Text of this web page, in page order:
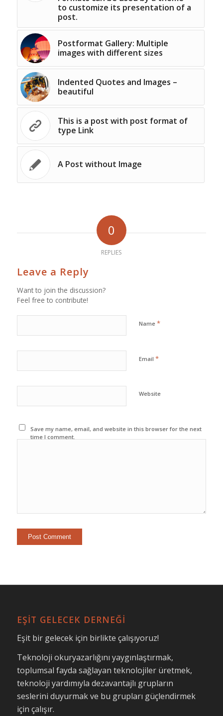
to customize its presentation of a
post.
Postformat Gallery: Multiple
images with different sizes
Indented Quotes and Images –
beautiful
This is a post with post format of
type Link
A Post without Image
0
REPLIES
Leave a Reply
Want to join the discussion?
Feel free to contribute!
Name *
Email *
Website
Save my name, email, and website in this browser for the next
time I comment.
EŞİT GELECEK DERNEĞİ
Eşit bir gelecek için birlikte çalışıyoruz!
Teknoloji okuryazarlığını yaygınlaştırmak,
toplumsal fayda sağlayan teknolojiler üretmek,
teknoloji yardımıyla dezavantajlı grupların
seslerini duyurmak ve bu grupları güçlendirmek
için çalışır.